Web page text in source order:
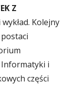
Z
Kolejny
Informatyki i
części